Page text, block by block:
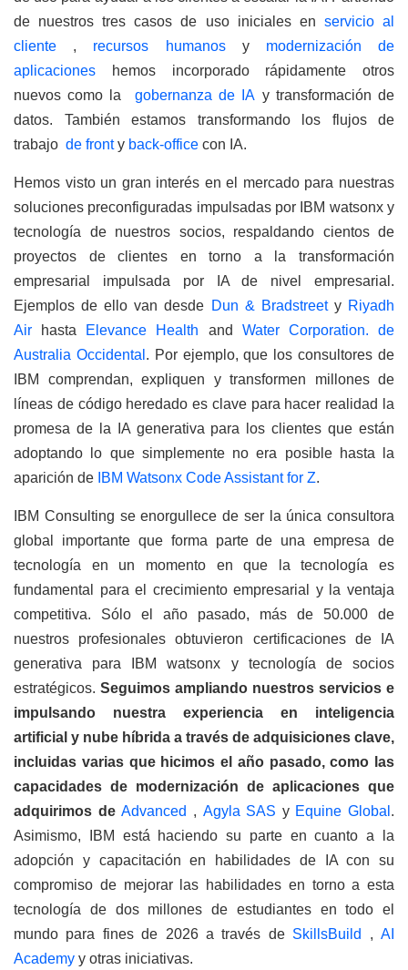
de nuestros tres casos de uso iniciales en servicio al
cliente , recursos humanosy modernización de
aplicaciones hemos incorporado rápidamente otros
nuevos como la gobernanza de IA y transformación de
datos. También estamos transformando los flujos de
trabajo de fronty back-office con IA.
Hemos visto un gran interés en el mercado para nuestras
soluciones preconfiguradas impulsadas por IBM watsonx y
tecnología de nuestros socios, respaldando cientos de
proyectos de clientes en torno a la transformación
empresarial impulsada por IA de nivel empresarial.
Ejemplos de ello van desde Dun & Bradstreety Riyadh
Air hasta Elevance Health and Water Corporation. de
Australia Occidental . Por ejemplo, que los consultores de
IBM comprendan, expliquen y transformen millones de
líneas de código heredado es clave para hacer realidad la
promesa de la IA generativa para los clientes que están
adoptando lo que simplemente no era posible hasta la
aparición de IBM Watsonx Code Assistant for Z.
IBM Consulting se enorgullece de ser la única consultora
global importante que forma parte de una empresa de
tecnología en un momento en que la tecnología es
fundamental para el crecimiento empresarial y la ventaja
competitiva. Sólo el año pasado, más de 50.000 de
nuestros profesionales obtuvieron certificaciones de IA
generativa para IBM watsonx y tecnología de socios
estratégicos. Seguimos ampliando nuestros servicios e
impulsando nuestra experiencia en inteligencia
artificial y nube híbrida a través de adquisiciones clave,
incluidas varias que hicimos el año pasado, como las
capacidades de modernización de aplicaciones que
adquirimos deAdvanced , Agyla SAS y Equine Global .
Asimismo, IBM está haciendo su parte en cuanto a la
adopción y capacitación en habilidades de IA con su
compromiso de mejorar las habilidades en torno a esta
tecnología de dos millones de estudiantes en todo el
mundo para fines de 2026 a través de SkillsBuild ,AI
Academy y otras iniciativas.